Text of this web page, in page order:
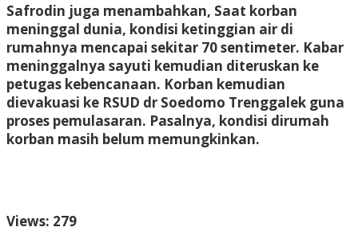
Safrodin juga menambahkan, Saat korban
meninggal dunia, kondisi ketinggian air di
rumahnya mencapai sekitar 70 sentimeter. Kabar
meninggalnya sayuti kemudian diteruskan ke
petugas kebencanaan. Korban kemudian
dievakuasi ke RSUD dr Soedomo Trenggalek guna
proses pemulasaran. Pasalnya, kondisi dirumah
korban masih belum memungkinkan.
Views: 279